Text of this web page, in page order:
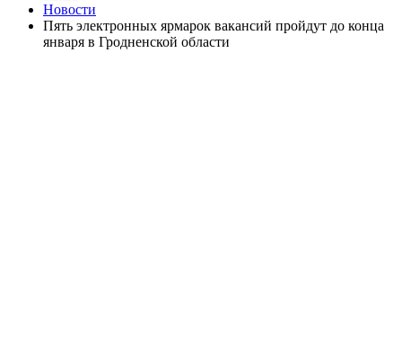
Новости
Пять электронных ярмарок вакансий пройдут до конца
января в Гродненской области